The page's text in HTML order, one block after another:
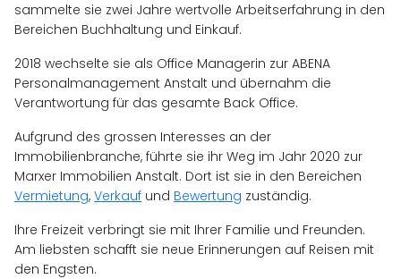
sammelte sie zwei Jahre wertvolle Arbeitserfahrung in den
Bereichen Buchhaltung und Einkauf.
2018 wechselte sie als Office Managerin zur ABENA
Personalmanagement Anstalt und übernahm die
Verantwortung für das gesamte Back Office.
Aufgrund des grossen Interesses an der
Immobilienbranche, führte sie ihr Weg im Jahr 2020 zur
Marxer Immobilien Anstalt. Dort ist sie in den Bereichen
Vermietung, Verkauf und Bewertung zuständig.
Ihre Freizeit verbringt sie mit Ihrer Familie und Freunden.
Am liebsten schafft sie neue Erinnerungen auf Reisen mit
den Engsten.